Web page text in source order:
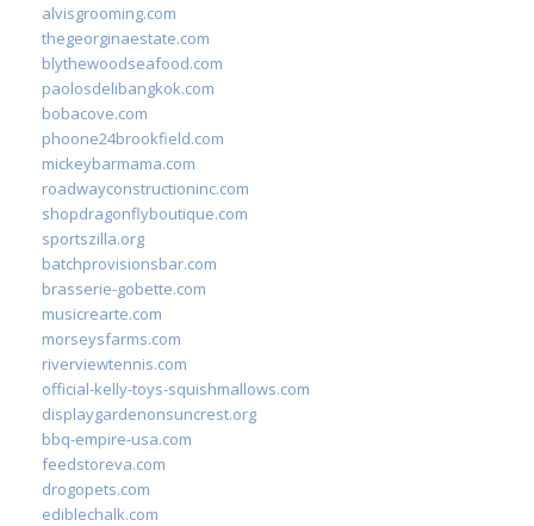
alvisgrooming.com
thegeorginaestate.com
blythewoodseafood.com
paolosdelibangkok.com
bobacove.com
phoone24brookfield.com
mickeybarmama.com
roadwayconstructioninc.com
shopdragonflyboutique.com
sportszilla.org
batchprovisionsbar.com
brasserie-gobette.com
musicrearte.com
morseysfarms.com
riverviewtennis.com
official-kelly-toys-squishmallows.com
displaygardenonsuncrest.org
bbq-empire-usa.com
feedstoreva.com
drogopets.com
ediblechalk.com